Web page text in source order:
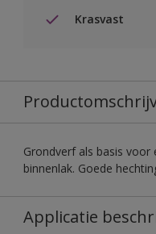
Krasvast
Grondverf als basis voor
binnenlak. Goede
Applicatie